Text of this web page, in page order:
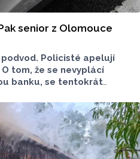
senior z Olomouce
podvod. Policisté apelují
tom, že se nevyplácí
banku, se tentokrát
si nabídky investic pečlivě